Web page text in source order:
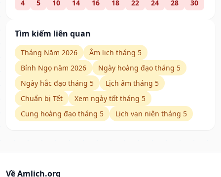
4 5 10 14 16 18 22 24 28 30
Tìm kiếm liên quan
Tháng Năm 2026
Âm lịch tháng 5
Bính Ngọ năm 2026
Ngày hoàng đạo tháng 5
Ngày hắc đạo tháng 5
Lịch âm tháng 5
Chuẩn bị Tết
Xem ngày tốt tháng 5
Cung hoàng đạo tháng 5
Lịch vạn niên tháng 5
Về Amlich.org